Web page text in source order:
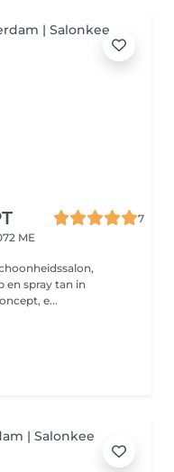
7
ME
en spray tan in
Concept, e...